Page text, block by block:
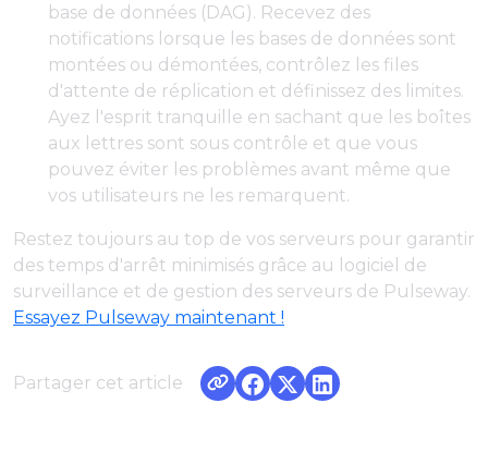
base de données (DAG). Recevez des
notifications lorsque les bases de données sont
montées ou démontées, contrôlez les files
d'attente de réplication et définissez des limites.
Ayez l'esprit tranquille en sachant que les boîtes
aux lettres sont sous contrôle et que vous
pouvez éviter les problèmes avant même que
vos utilisateurs ne les remarquent.
Restez toujours au top de vos serveurs pour garantir
des temps d'arrêt minimisés grâce au logiciel de
surveillance et de gestion des serveurs de Pulseway.
Essayez Pulseway maintenant !
Partager cet article